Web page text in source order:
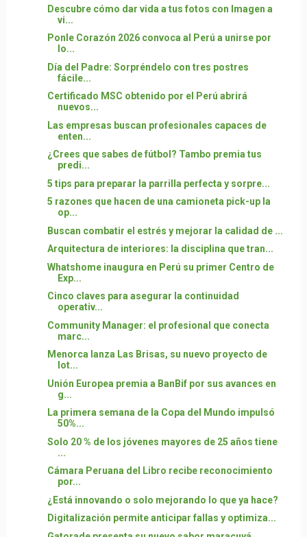
Descubre cómo dar vida a tus fotos con Imagen a
vi...
Ponle Corazón 2026 convoca al Perú a unirse por
lo...
Día del Padre: Sorpréndelo con tres postres
fácile...
Certificado MSC obtenido por el Perú abrirá
nuevos...
Las empresas buscan profesionales capaces de
enten...
¿Crees que sabes de fútbol? Tambo premia tus
predi...
5 tips para preparar la parrilla perfecta y sorpre...
5 razones que hacen de una camioneta pick-up la
op...
Buscan combatir el estrés y mejorar la calidad de ...
Arquitectura de interiores: la disciplina que tran...
Whatshome inaugura en Perú su primer Centro de
Exp...
Cinco claves para asegurar la continuidad
operativ...
Community Manager: el profesional que conecta
marc...
Menorca lanza Las Brisas, su nuevo proyecto de
lot...
Unión Europea premia a BanBif por sus avances en
g...
La primera semana de la Copa del Mundo impulsó
50%...
Solo 20 % de los jóvenes mayores de 25 años tiene
...
Cámara Peruana del Libro recibe reconocimiento
por...
¿Está innovando o solo mejorando lo que ya hace?
Digitalización permite anticipar fallas y optimiza...